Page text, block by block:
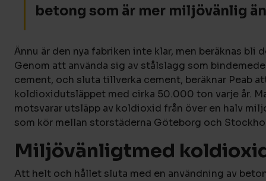
betong som är mer miljövänlig
Ännu är den nya fabriken inte klar, men beräknas bli
Genom att använda sig av stålslagg som
cement, och sluta tillverka cement, beräknar Peab
koldioxidutsläppet med cirka 50.000 ton varje år.
motsvarar utsläpp av koldioxid från över en halv
som kör mellan storstäderna Göteborg och
Miljövänligtmed
Att helt och hållet sluta med en användning av